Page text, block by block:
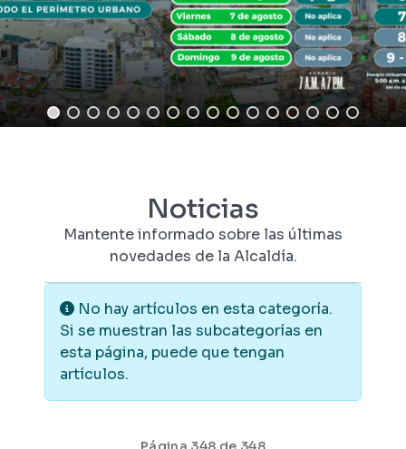
Noticias
Mantente informado sobre las últimas
novedades de la Alcaldía.
Información
No hay artículos en esta categoría.
Si se muestran las subcategorías en
esta página, puede que tengan
artículos.